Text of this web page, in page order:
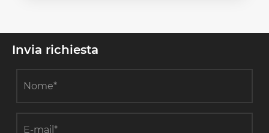
Invia richiesta